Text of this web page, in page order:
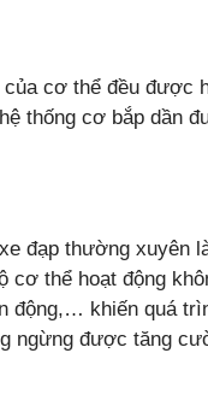
cơ thể đều được
thống cơ bắp dần
đạp thường xuyên
cơ thể hoạt động
động,… khiến quá
ngừng được tăng